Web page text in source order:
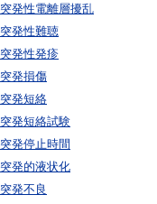
突発性電離層擾乱
突発性難聴
突発性発疹
突発損傷
突発短絡
突発短絡試験
突発停止時間
突発的液状化
突発不良